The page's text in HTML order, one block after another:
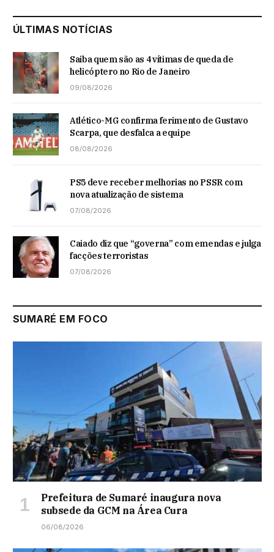
ÚLTIMAS NOTÍCIAS
Saiba quem são as 4 vítimas de queda de
helicóptero no Rio de Janeiro
09/08/2026
Atlético-MG confirma ferimento de Gustavo
Scarpa, que desfalca a equipe
08/08/2026
PS5 deve receber melhorias no PSSR com
nova atualização de sistema
07/08/2026
Caiado diz que “governa” com emendas e julga
facções terroristas
07/08/2026
SUMARÉ EM FOCO
Prefeitura de Sumaré inaugura nova
subsede da GCM na Área Cura
06/08/2026